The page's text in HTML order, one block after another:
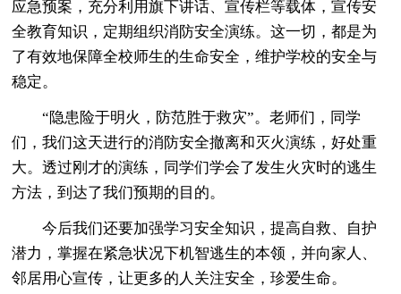
应急预案，充分利用旗下讲话、宣传栏等载体，宣传安
全教育知识，定期组织消防安全演练。这一切，都是为
了有效地保障全校师生的生命安全，维护学校的安全与
稳定。
“隐患险于明火，防范胜于救灾”。老师们，同学
们，我们这天进行的消防安全撤离和灭火演练，好处重
大。透过刚才的演练，同学们学会了发生火灾时的逃生
方法，到达了我们预期的目的。
今后我们还要加强学习安全知识，提高自救、自护
潜力，掌握在紧急状况下机智逃生的本领，并向家人、
邻居用心宣传，让更多的人关注安全，珍爱生命。